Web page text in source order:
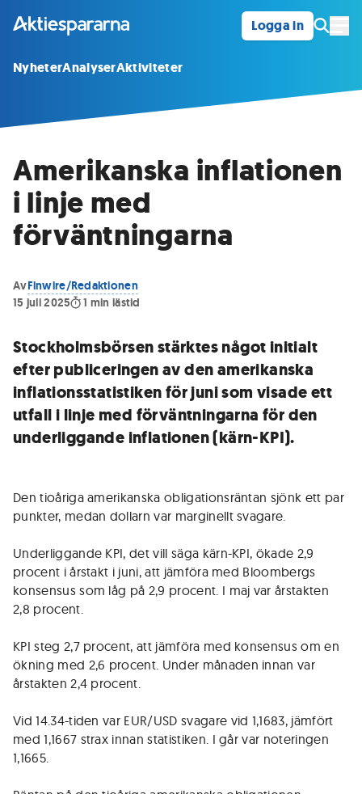
Logga in
NyheterAnalyserAktiviteter
Amerikanska inflationen
i linje med
förväntningarna
AvFinwire/Redaktionen
15 juli 2025
1 min lästid
Stockholmsbörsen stärktes något initialt
efter publiceringen av den amerikanska
inflationsstatistiken för juni som visade ett
utfall i linje med förväntningarna för den
underliggande inflationen (kärn-KPI).
Den tioåriga amerikanska obligationsräntan sjönk ett par
punkter, medan dollarn var marginellt svagare.
Underliggande KPI, det vill säga kärn-KPI, ökade 2,9
procent i årstakt i juni, att jämföra med Bloombergs
konsensus som låg på 2,9 procent. I maj var årstakten
2,8 procent.
KPI steg 2,7 procent, att jämföra med konsensus om en
ökning med 2,6 procent. Under månaden innan var
årstakten 2,4 procent.
Vid 14.34-tiden var EUR/USD svagare vid 1,1683, jämfört
med 1,1667 strax innan statistiken. I går var noteringen
1,1665.